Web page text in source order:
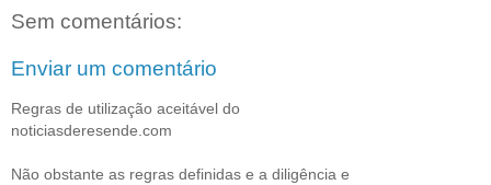
Sem comentários:
Enviar um comentário
Regras de utilização aceitável do
noticiasderesende.com
Não obstante as regras definidas e a diligência e